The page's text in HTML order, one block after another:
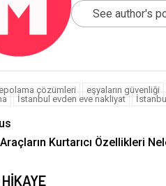
See author's
çözümleri eşyaların güvenliği
İstanbul evden eve nakliyat
Kurtarıcı Özellikleri